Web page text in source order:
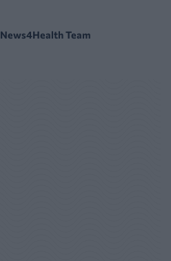
News4Health Team